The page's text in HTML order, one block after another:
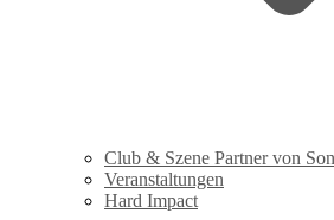
Club & Szene Partner von
Veranstaltungen
Hard Impact